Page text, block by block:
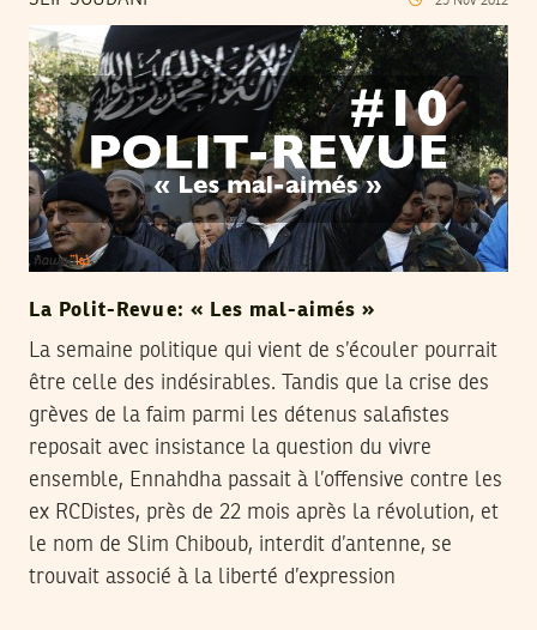
La Polit-Revue: « Les mal-aimés »
La semaine politique qui vient de s’écouler pourrait
être celle des indésirables. Tandis que la crise des
grèves de la faim parmi les détenus salafistes
reposait avec insistance la question du vivre
ensemble, Ennahdha passait à l’offensive contre les
ex RCDistes, près de 22 mois après la révolution, et
le nom de Slim Chiboub, interdit d’antenne, se
trouvait associé à la liberté d’expression